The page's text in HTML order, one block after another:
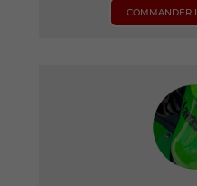
COMMANDER